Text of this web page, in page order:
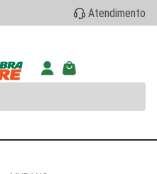
Atendimento